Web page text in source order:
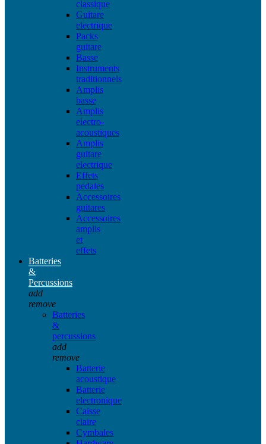
classique
Guitare
electrique
Packs
guitare
Basse
Instruments
traditionnels
Amplis
basse
Amplis
electro-
acoustiques
Amplis
guitare
electrique
Effets
pedales
Accessoires
guitares
Accessoires
amplis
et
effets
Batteries
&
Percussions
add
remove
Batteries
&
percussions
add
remove
Batterie
acoustique
Batterie
electronique
Caisse
claire
Cymbales